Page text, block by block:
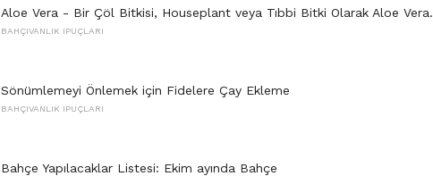
Aloe Vera - Bir Çöl Bitkisi, Houseplant veya Tıbbi Bitki Olarak Aloe Vera.
BAHÇIVANLIK IPUÇLARI
Sönümlemeyi Önlemek için Fidelere Çay Ekleme
BAHÇIVANLIK IPUÇLARI
Bahçe Yapılacaklar Listesi: Ekim ayında Bahçe